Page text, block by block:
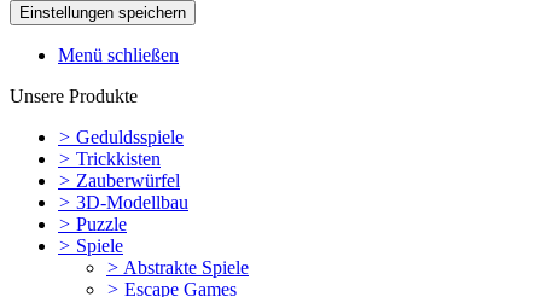
Menü schließen
Unsere Produkte
> Geduldsspiele
> Trickkisten
> Zauberwürfel
> 3D-Modellbau
> Puzzle
> Spiele
> Abstrakte Spiele
> Escape Games